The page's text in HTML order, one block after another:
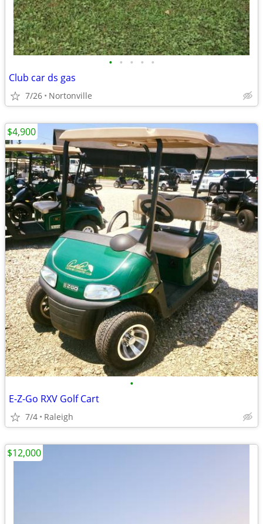
• • • • •
Club car ds gas
7/26 Nortonville
•
E-Z-Go RXV Golf Cart
7/4 Raleigh
$4,900
$12,000